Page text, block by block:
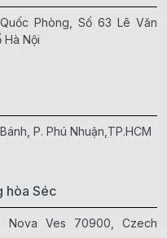
Phòng, Số 63 Lê Văn
Hà Nội
P. Phú Nhuận,TP.HCM
hòa Séc
Nova Ves 70900, Czech